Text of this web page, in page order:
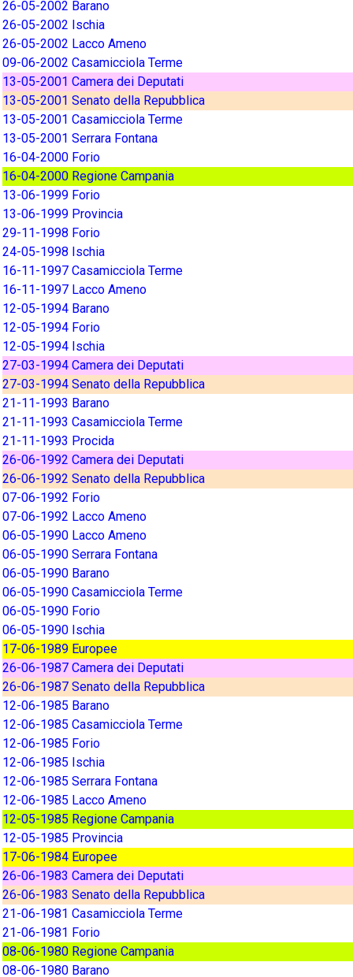
26-05-2002 Barano
26-05-2002 Ischia
26-05-2002 Lacco Ameno
09-06-2002 Casamicciola Terme
13-05-2001 Camera dei Deputati
13-05-2001 Senato della Repubblica
13-05-2001 Casamicciola Terme
13-05-2001 Serrara Fontana
16-04-2000 Forio
16-04-2000 Regione Campania
13-06-1999 Forio
13-06-1999 Provincia
29-11-1998 Forio
24-05-1998 Ischia
16-11-1997 Casamicciola Terme
16-11-1997 Lacco Ameno
12-05-1994 Barano
12-05-1994 Forio
12-05-1994 Ischia
27-03-1994 Camera dei Deputati
27-03-1994 Senato della Repubblica
21-11-1993 Barano
21-11-1993 Casamicciola Terme
21-11-1993 Procida
26-06-1992 Camera dei Deputati
26-06-1992 Senato della Repubblica
07-06-1992 Forio
07-06-1992 Lacco Ameno
06-05-1990 Lacco Ameno
06-05-1990 Serrara Fontana
06-05-1990 Barano
06-05-1990 Casamicciola Terme
06-05-1990 Forio
06-05-1990 Ischia
17-06-1989 Europee
26-06-1987 Camera dei Deputati
26-06-1987 Senato della Repubblica
12-06-1985 Barano
12-06-1985 Casamicciola Terme
12-06-1985 Forio
12-06-1985 Ischia
12-06-1985 Serrara Fontana
12-06-1985 Lacco Ameno
12-05-1985 Regione Campania
12-05-1985 Provincia
17-06-1984 Europee
26-06-1983 Camera dei Deputati
26-06-1983 Senato della Repubblica
21-06-1981 Casamicciola Terme
21-06-1981 Forio
08-06-1980 Regione Campania
08-06-1980 Barano